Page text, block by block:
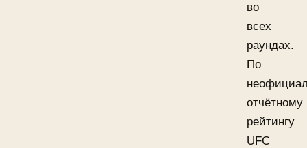
во
всех
раундах.
По
отчётному
рейтингу
UFC